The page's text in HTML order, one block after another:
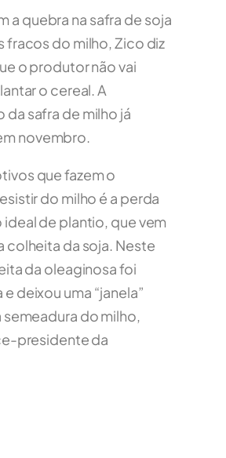
a quebra na safra de soja
fracos do milho, Zico diz
o produtor não vai
o cereal. A
da safra de milho já
novembro.
que fazem o
do milho é a perda
de plantio, que vem
colheita da soja. Neste
da oleaginosa foi
deixou uma “janela”
semeadura do milho,
presidente da